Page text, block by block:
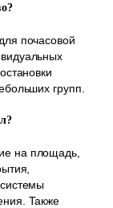
почасовой
групп.
на площадь,
Также